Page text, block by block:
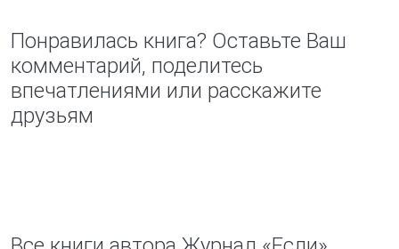
Понравилась книга? Оставьте Ваш
комментарий, поделитесь
впечатлениями или расскажите
друзьям